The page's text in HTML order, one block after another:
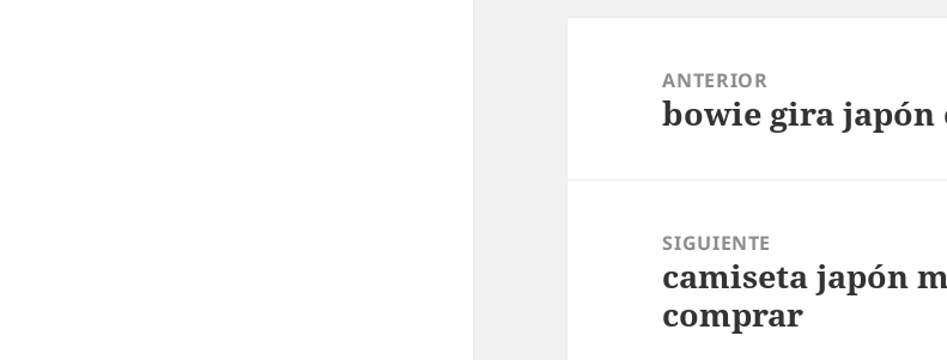
entradas
ANTERIOR
Entrada
bowie gira japón
SIGUIENTE
Entrada
siguiente:
camiseta japón
comprar